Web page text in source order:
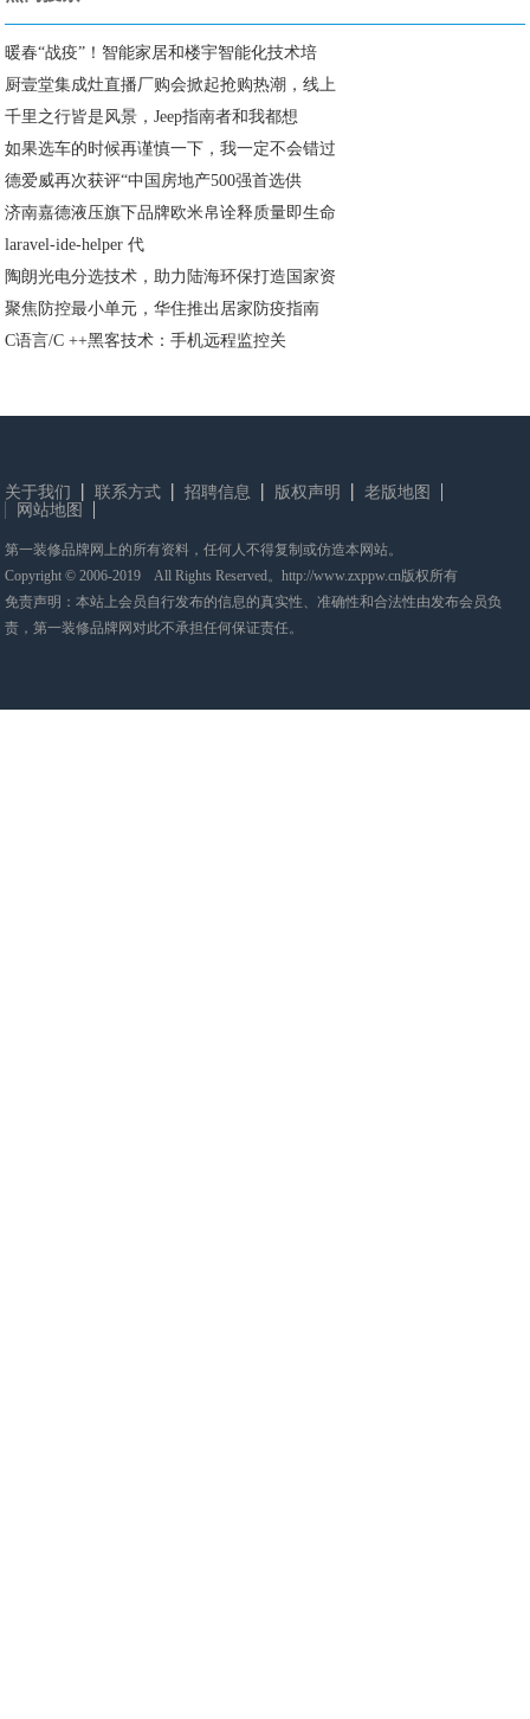
暖春“战疫”！智能家居和楼宇智能化技术培
厨壹堂集成灶直播厂购会掀起抢购热潮，线上
千里之行皆是风景，Jeep指南者和我都想
如果选车的时候再谨慎一下，我一定不会错过
德爱威再次获评“中国房地产500强首选供
济南嘉德液压旗下品牌欧米帛诠释质量即生命
laravel-ide-helper 代
陶朗光电分选技术，助力陆海环保打造国家资
聚焦防控最小单元，华住推出居家防疫指南
C语言/C ++黑客技术：手机远程监控关
关于我们 联系方式 招聘信息 版权声明
老版地图
网站地图
第一装修品牌网上的所有资料，任何人不得复制或仿造本网站。
Copyright © 2006-2019 All Rights Reserved。http://www.zxppw.cn版权所有
免责声明：本站上会员自行发布的信息的真实性、准确性和合法性由发布会员负
责，第一装修品牌网对此不承担任何保证责任。